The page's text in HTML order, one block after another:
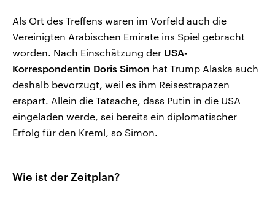
Als Ort des Treffens waren im Vorfeld auch die
Vereinigten Arabischen Emirate ins Spiel gebracht
worden. Nach Einschätzung der USA-
Korrespondentin Doris Simon hat Trump Alaska auch
deshalb bevorzugt, weil es ihm Reisestrapazen
erspart. Allein die Tatsache, dass Putin in die USA
eingeladen werde, sei bereits ein diplomatischer
Erfolg für den Kreml, so Simon.
Wie ist der Zeitplan?